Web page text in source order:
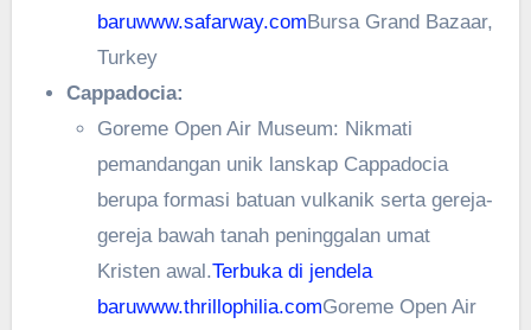
baruwww.safarway.com Bursa Grand Bazaar,
Turkey
Cappadocia:
Goreme Open Air Museum: Nikmati
pemandangan unik lanskap Cappadocia
berupa formasi batuan vulkanik serta gereja-
gereja bawah tanah peninggalan umat
Kristen awal.Terbuka di jendela
baruwww.thrillophilia.comGoreme Open Air